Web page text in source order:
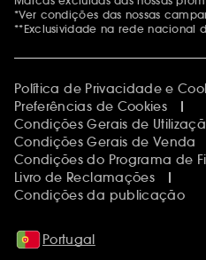
*Ver condições das nossas
**Exclusividade na rede nacional
Política de Privacidade e
Preferências de Cookies
Condições Gerais de
Condições Gerais de Venda
Condições do Programa de
Livro de Reclamações
Condições da publicação
Portugal